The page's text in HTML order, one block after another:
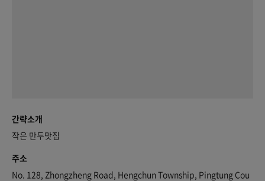
간략소개
작은 만두맛집
주소
No. 128, Zhongzheng Road, Hengchun Township, Pingtung Cou